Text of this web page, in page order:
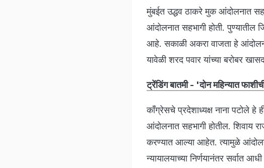
मुंबईत उद्धव ठाकरे मुक आंदोलनात
आंदोलनात सहभागी होती. पुण्यातील
आहे. सकाळी अकरा वाजता हे
यावेळी शरद पवार यांच्या बरोबर
ट्रेंडिंग बातमी - 'दोन महिन्यात
काँग्रेसचे प्रदेशाध्यक्ष नाना पटोले
आंदोलनात सहभागी होतील. शिवाय
करण्यात आल्या आहेत. त्यामुळे
न्यायालयाच्या निर्णयानंतर सर्वात